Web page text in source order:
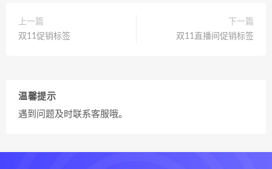
上一篇
双11促销标签
下一篇
双11直播间促销标签
温馨提示
遇到问题及时联系客服哦。